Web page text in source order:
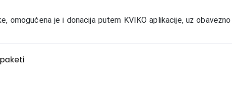
omogućena je i donacija putem KVIKO aplikacije, uz obavezno